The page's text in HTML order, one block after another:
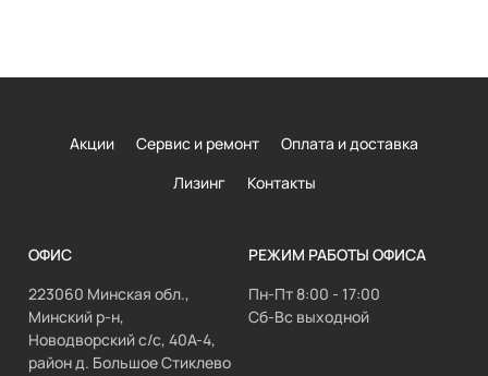
Акции Сервис и ремонт
Оплата и доставка
Лизинг
Контакты
ОФИС
223060 Минская обл.,
Минский р-н,
Новодворский с/с, 40А-4,
район д. Большое Стиклево
РЕЖИМ РАБОТЫ ОФИСА
Пн-Пт 8:00 - 17:00
Сб-Вс выходной